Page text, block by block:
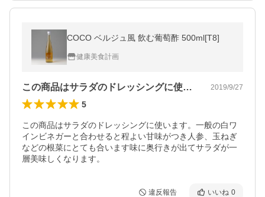
COCO ベルジュ風 飲む葡萄酢 500ml[T8]
健康美食計画
この商品はサラダのドレッシングに使いま… 2019/9/27
5
この商品はサラダのドレッシングに使います。一般の白ワ
インビネガーと合わせると程よい甘味がつき人参、玉ねぎ
などの根菜にとても合います味に奥行きが出てサラダが一
層美味しくなります。
違反報告 いいね 0